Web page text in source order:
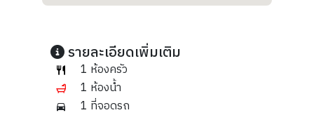
รายละเอียดเพิ่มเติม
1 ห้องครัว
1 ห้องน้ำ
1 ที่จอดรถ